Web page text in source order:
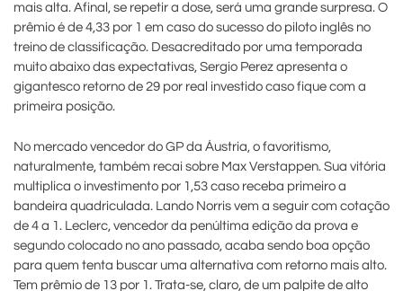
mais alta. Afinal, se repetir a dose, será uma grande surpresa. O
prêmio é de 4,33 por 1 em caso do sucesso do piloto inglês no
treino de classificação. Desacreditado por uma temporada
muito abaixo das expectativas, Sergio Perez apresenta o
gigantesco retorno de 29 por real investido caso fique com a
primeira posição.
No mercado vencedor do GP da Áustria, o favoritismo,
naturalmente, também recai sobre Max Verstappen. Sua vitória
multiplica o investimento por 1,53 caso receba primeiro a
bandeira quadriculada. Lando Norris vem a seguir com cotação
de 4 a 1. Leclerc, vencedor da penúltima edição da prova e
segundo colocado no ano passado, acaba sendo boa opção
para quem tenta buscar uma alternativa com retorno mais alto.
Tem prêmio de 13 por 1. Trata-se, claro, de um palpite de alto